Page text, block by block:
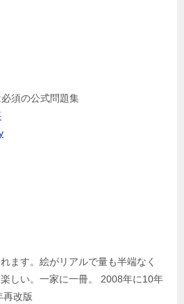
須の公式問題集
ます。絵がリアルで量も半端なく
しい。一家に一冊。 2008年に10年
再改版